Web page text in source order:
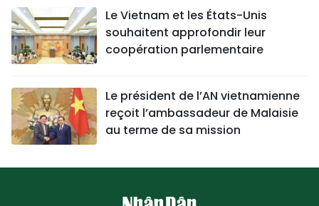
Le Vietnam et les États-Unis
souhaitent approfondir leur
coopération parlementaire
Le président de l’AN vietnamienne
reçoit l’ambassadeur de Malaisie
au terme de sa mission